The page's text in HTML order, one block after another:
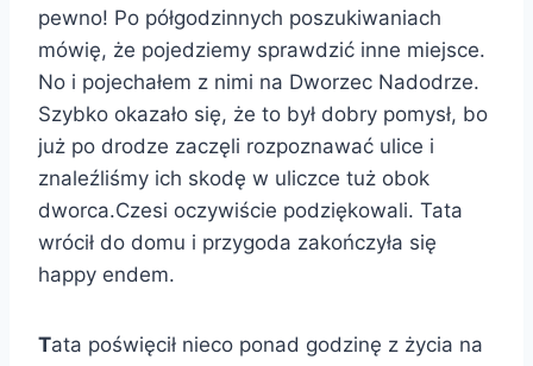
pewno! Po półgodzinnych poszukiwaniach
mówię, że pojedziemy sprawdzić inne miejsce.
No i pojechałem z nimi na Dworzec Nadodrze.
Szybko okazało się, że to był dobry pomysł, bo
już po drodze zaczęli rozpoznawać ulice i
znaleźliśmy ich skodę w uliczce tuż obok
dworca.Czesi oczywiście podziękowali. Tata
wrócił do domu i przygoda zakończyła się
happy endem.
Tata poświęcił nieco ponad godzinę z życia na